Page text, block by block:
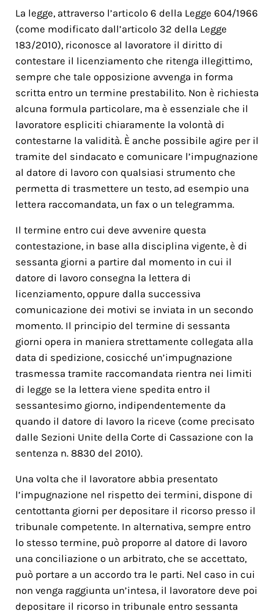
La legge, attraverso l’articolo 6 della Legge 604/1966
(come modificato dall’articolo 32 della Legge
183/2010), riconosce al lavoratore il diritto di
contestare il licenziamento che ritenga illegittimo,
sempre che tale opposizione avvenga in forma
scritta entro un termine prestabilito. Non è richiesta
alcuna formula particolare, ma è essenziale che il
lavoratore espliciti chiaramente la volontà di
contestarne la validità. È anche possibile agire per il
tramite del sindacato e comunicare l’impugnazione
al datore di lavoro con qualsiasi strumento che
permetta di trasmettere un testo, ad esempio una
lettera raccomandata, un fax o un telegramma.
Il termine entro cui deve avvenire questa
contestazione, in base alla disciplina vigente, è di
sessanta giorni a partire dal momento in cui il
datore di lavoro consegna la lettera di
licenziamento, oppure dalla successiva
comunicazione dei motivi se inviata in un secondo
momento. Il principio del termine di sessanta
giorni opera in maniera strettamente collegata alla
data di spedizione, cosicché un’impugnazione
trasmessa tramite raccomandata rientra nei limiti
di legge se la lettera viene spedita entro il
sessantesimo giorno, indipendentemente da
quando il datore di lavoro la riceve (come precisato
dalle Sezioni Unite della Corte di Cassazione con la
sentenza n. 8830 del 2010).
Una volta che il lavoratore abbia presentato
l’impugnazione nel rispetto dei termini, dispone di
centottanta giorni per depositare il ricorso presso il
tribunale competente. In alternativa, sempre entro
lo stesso termine, può proporre al datore di lavoro
una conciliazione o un arbitrato, che se accettato,
può portare a un accordo tra le parti. Nel caso in cui
non venga raggiunta un’intesa, il lavoratore deve poi
depositare il ricorso in tribunale entro sessanta